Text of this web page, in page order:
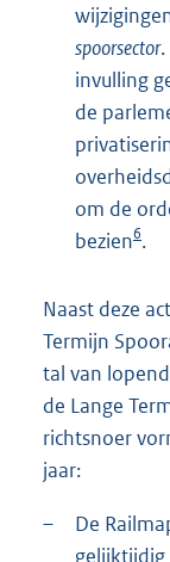
spoorsector
invulling
de
om de
bezien6.
Naast deze
Termijn
tal van
de Lange
richtsnoer
jaar:
–
De
gelijktijdig